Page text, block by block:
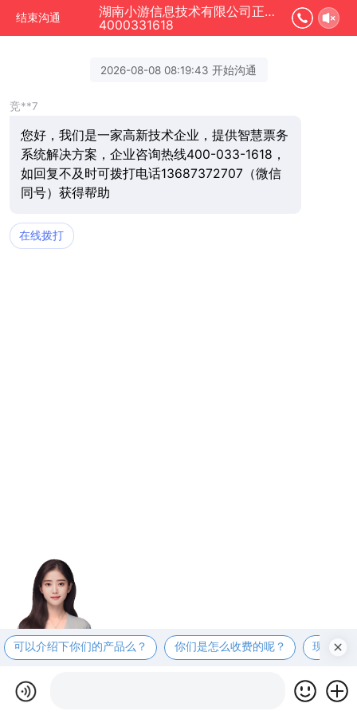
结束沟通
湖南小游信息技术有限公司正在为您服务
4000331618
2026-08-08 08:19:43 开始沟通
竞**7
您好，我们是一家高新技术企业，提供智慧票务
系统解决方案，企业咨询热线400-033-1618，
如回复不及时可拨打电话13687372707（微信
同号）获得帮助
在线拨打
可以介绍下你们的产品么？ 你们是怎么收费的呢？ 现在有